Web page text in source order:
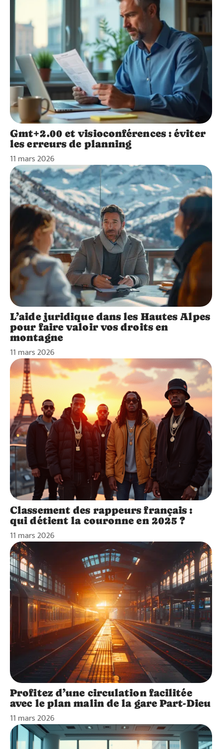
Gmt+2.00 et visioconférences : éviter
les erreurs de planning
11 mars 2026
L’aide juridique dans les Hautes Alpes
pour faire valoir vos droits en
montagne
11 mars 2026
Classement des rappeurs français :
qui détient la couronne en 2025 ?
11 mars 2026
Profitez d’une circulation facilitée
avec le plan malin de la gare Part-Dieu
11 mars 2026